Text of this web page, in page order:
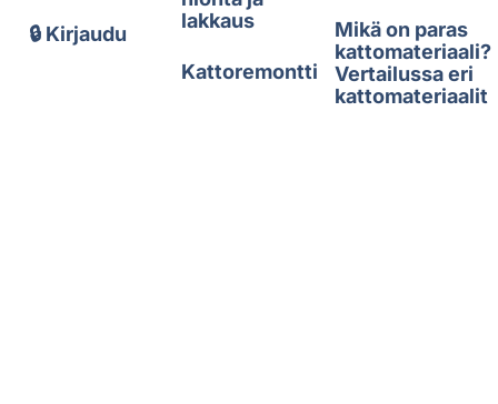
🔒 Kirjaudu
lakkaus
Kattoremontti
Mikä on paras
kattomateriaali?
Vertailussa eri
kattomateriaalit